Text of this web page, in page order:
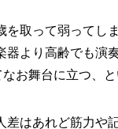
取って弱ってし
より高齢でも演
お舞台に立つ、
差はあれど筋力や